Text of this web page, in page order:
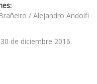
/ Alejandro Andolfi
de diciembre 2016.